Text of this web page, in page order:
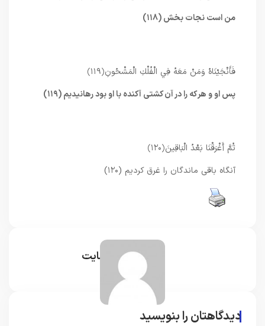
من است نجات بخش (۱۱۸)
فَأَنْجَيْنَاهُ وَمَنْ مَعَهُ فِي الْفُلْكِ الْمَشْحُونِ﴿۱۱۹﴾
پس او و هر كه را در آن كشتى آكنده با او بود رهانيديم (۱۱۹)
ثُمَّ أَغْرَقْنَا بَعْدُ الْبَاقِينَ﴿۱۲۰﴾
آنگاه باقى‏ ماندگان را غرق كرديم (۱۲۰)
مدیر سایت
دیدگاهتان را بنویسید